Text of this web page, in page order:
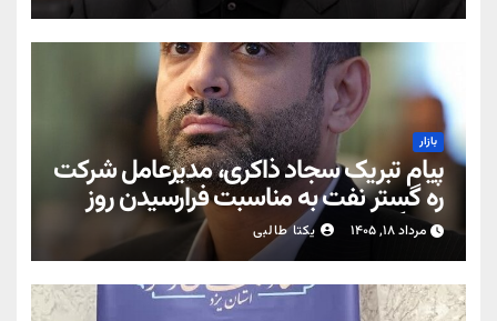
بازار
پیام تبریک سجاد ذاکری، مدیرعامل شرکت
ره‌ گستر نفت به مناسبت فرارسیدن روز
خبرنگار
مرداد ۱۸, ۱۴۰۵ یکتا طالبی